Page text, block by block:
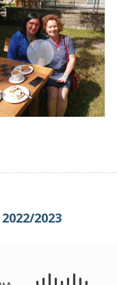
2023